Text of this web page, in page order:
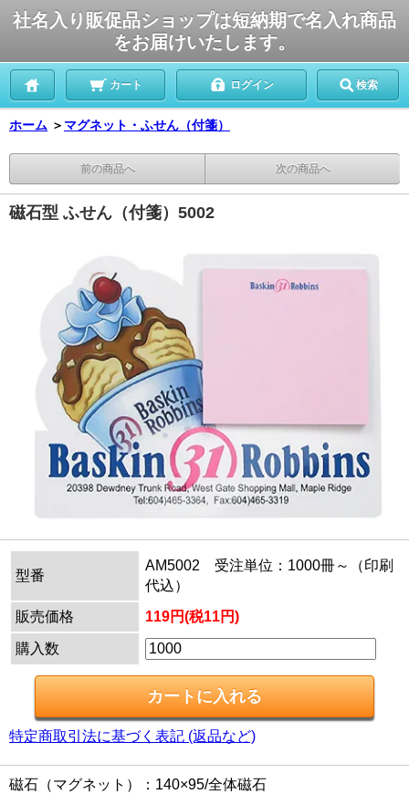
社名入り販促品ショップは短納期で名入れ商品
をお届けいたします。
カート ログイン 検索
ホーム ＞ マグネット・ふせん（付箋）
前の商品へ 次の商品へ
磁石型 ふせん（付箋）5002
型番
AM5002 受注単位：1000冊～（印刷
代込）
販売価格
119円(税11円)
購入数
特定商取引法に基づく表記 (返品など)
磁石（マグネット）：140×95/全体磁石